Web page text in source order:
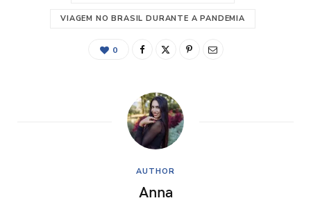
VIAGEM NO BRASIL DURANTE A PANDEMIA
0
AUTHOR
Anna